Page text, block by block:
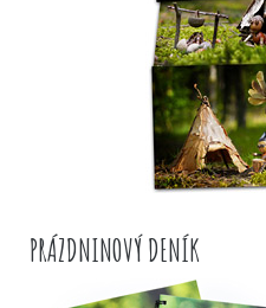
PRÁZDNINOVÝ DENÍK